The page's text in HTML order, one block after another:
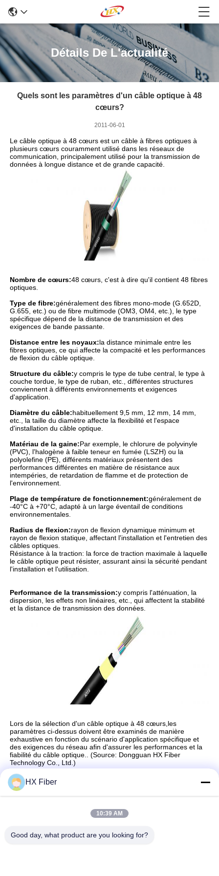
Détails De L'actualité
Quels sont les paramètres d'un câble optique à 48
cœurs?
2011-06-01
Le câble optique à 48 cœurs est un câble à fibres optiques à
plusieurs cœurs couramment utilisé dans les réseaux de
communication, principalement utilisé pour la transmission de
données à longue distance et de grande capacité.
Nombre de cœurs:48 cœurs, c'est à dire qu'il contient 48 fibres
optiques.
Type de fibre:généralement des fibres mono-mode (G.652D,
G.655, etc.) ou de fibre multimode (OM3, OM4, etc.), le type
spécifique dépend de la distance de transmission et des
exigences de bande passante.
Distance entre les noyaux:la distance minimale entre les
fibres optiques, ce qui affecte la compacité et les performances
de flexion du câble optique.
Structure du câble:y compris le type de tube central, le type à
couche tordue, le type de ruban, etc., différentes structures
conviennent à différents environnements et exigences
d'application.
Diamètre du câble:habituellement 9,5 mm, 12 mm, 14 mm,
etc., la taille du diamètre affecte la flexibilité et l'espace
d'installation du câble optique.
Matériau de la gaine:Par exemple, le chlorure de polyvinyle
(PVC), l'halogène à faible teneur en fumée (LSZH) ou la
polyolefine (PE), différents matériaux présentent des
performances différentes en matière de résistance aux
intempéries, de retardation de flamme et de protection de
l'environnement.
Plage de température de fonctionnement:généralement de
-40°C à +70°C, adapté à un large éventail de conditions
environnementales.
Radius de flexion:rayon de flexion dynamique minimum et
rayon de flexion statique, affectant l'installation et l'entretien des
câbles optiques.
Résistance à la traction: la force de traction maximale à laquelle
le câble optique peut résister, assurant ainsi la sécurité pendant
l'installation et l'utilisation.
Performance de la transmission:y compris l'atténuation, la
dispersion, les effets non linéaires, etc., qui affectent la stabilité
et la distance de transmission des données.
Lors de la sélection d'un câble optique à 48 cœurs,les
paramètres ci-dessus doivent être examinés de manière
exhaustive en fonction du scénario d'application spécifique et
des exigences du réseau afin d'assurer les performances et la
fiabilité du câble optique.. (Source: Dongguan HX Fiber
Technology Co., Ltd.)
Adresse
HX Fiber
10:39 AM
Good day, what product are you looking for?